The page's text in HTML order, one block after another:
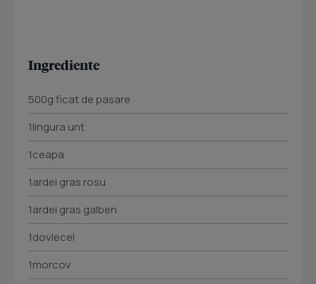
Ingrediente
500g ficat de pasare
1lingura unt
1ceapa
1ardei gras rosu
1ardei gras galben
1dovlecel
1morcov